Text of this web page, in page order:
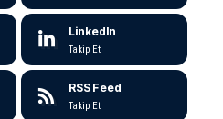
LinkedIn
Takip Et
RSS Feed
Takip Et